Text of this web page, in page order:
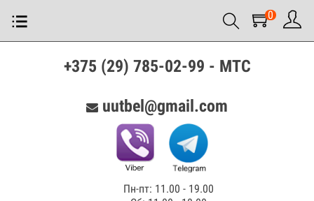
0
+375 (29) 785-02-99 - МТС
uutbel@gmail.com
Пн-пт: 11.00 - 19.00